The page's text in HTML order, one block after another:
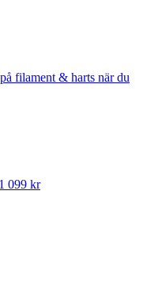
filament & harts när du
099 kr